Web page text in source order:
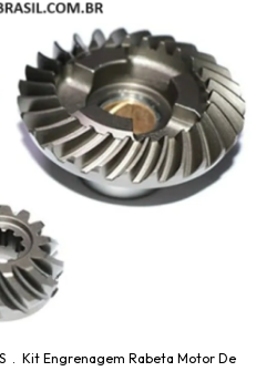
Kit Engrenagem Rabeta Motor De